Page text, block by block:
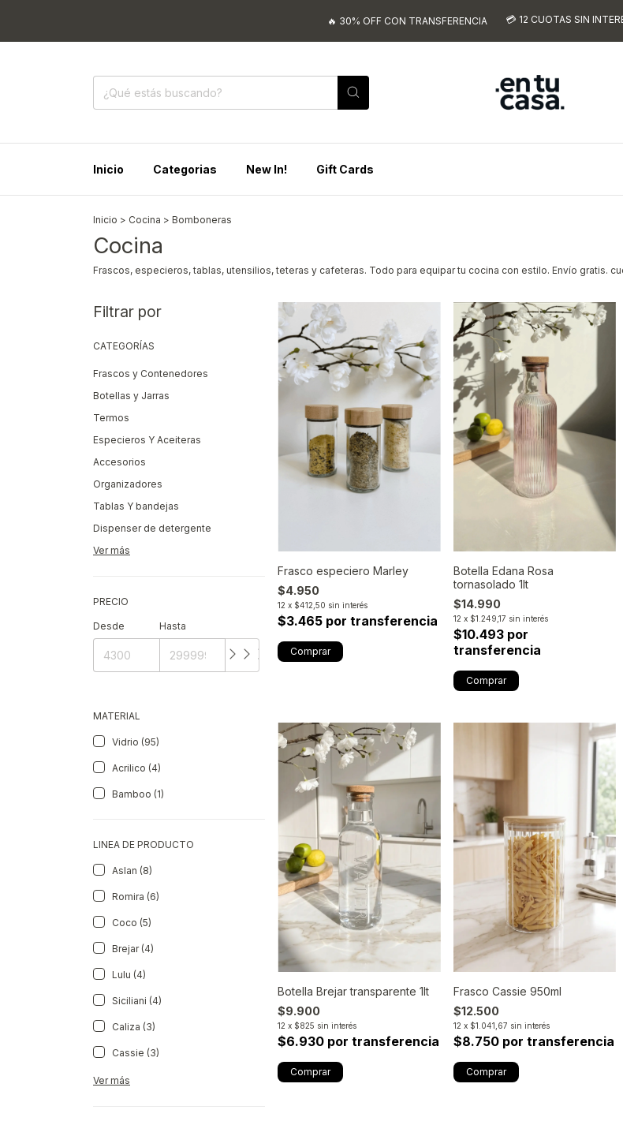
🔥 30% OFF CON TRANSFERENCIA 💳 12 CUOTAS SIN INTERES 📦 ENVIOS A
Inicio Categorias New In! Gift Cards
Inicio > Cocina > Bomboneras
Cocina
Frascos, especieros, tablas, utensilios, teteras y cafeteras. Todo para equipar tu cocina con estilo. Envío gratis.
Filtrar por
CATEGORÍAS
Frascos y Contenedores
Botellas y Jarras
Termos
Especieros Y Aceiteras
Accesorios
Organizadores
Tablas Y bandejas
Dispenser de detergente
Ver más
PRECIO
Desde Hasta
MATERIAL
Vidrio (95)
Acrilico (4)
Bamboo (1)
LINEA DE PRODUCTO
Aslan (8)
Romira (6)
Coco (5)
Brejar (4)
Lulu (4)
Siciliani (4)
Caliza (3)
Cassie (3)
Ver más
Frasco especiero Marley
$4.950
12 x $412,50 sin interés
$3.465 por transferencia
Botella Edana Rosa
tornasolado 1lt
$14.990
12 x $1.249,17 sin interés
$10.493 por
transferencia
Comprar
Botella Brejar transparente 1lt
$9.900
12 x $825 sin interés
$6.930 por transferencia
Frasco Cassie 950ml
$12.500
12 x $1.041,67 sin interés
$8.750 por transferencia